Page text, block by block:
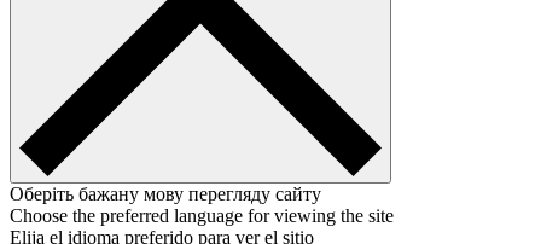
Оберіть бажану мову перегляду сайту
Choose the preferred language for viewing the site
Elija el idioma preferido para ver el sitio